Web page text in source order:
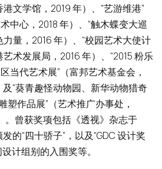
港文学馆，2019 年）、“艺游维港”
术中心，2018 年）、“触木蝶变大巡
力量，2016 年）、“校园艺术大使计
艺术发展局，2016 年）、“2015 粉乐
当代艺术展”（富邦艺术基金会，
及“葵青趣怪动物园、新华动物猎奇
塑作品展”（艺术推广办事处，
。曾获奖项包括《透视》杂志于
发的“四十骄子”，以及“GDC 设计奖
设计组别的入围奖等。